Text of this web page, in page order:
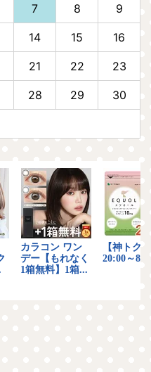
7 8 9
14 15 16
21 22 23
28 29 30